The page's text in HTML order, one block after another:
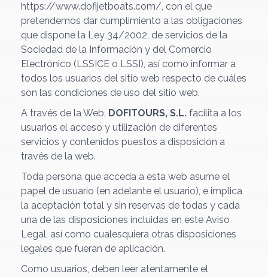
https://www.dofijetboats.com/, con el que
pretendemos dar cumplimiento a las obligaciones
que dispone la Ley 34/2002, de servicios de la
Sociedad de la Información y del Comercio
Electrónico (LSSICE o LSSI), así como informar a
todos los usuarios del sitio web respecto de cuáles
son las condiciones de uso del sitio web.
A través de la Web, DOFITOURS, S.L. facilita a los
usuarios el acceso y utilización de diferentes
servicios y contenidos puestos a disposición a
través de la web.
Toda persona que acceda a esta web asume el
papel de usuario (en adelante el usuario), e implica
la aceptación total y sin reservas de todas y cada
una de las disposiciones incluidas en este Aviso
Legal, así como cualesquiera otras disposiciones
legales que fueran de aplicación.
Como usuarios, deben leer atentamente el